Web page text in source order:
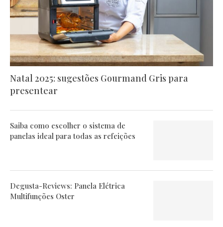
Natal 2025: sugestões Gourmand Gris para
presentear
Saiba como escolher o sistema de
panelas ideal para todas as refeições
Degusta-Reviews: Panela Elétrica
Multifunções Oster